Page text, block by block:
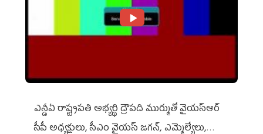
ఎన్డీఏ రాష్ట్ర‌ప‌తి అభ్య‌ర్థి ద్రౌప‌ది ముర్ముతో వైయ‌స్ఆర్
సీపీ అధ్య‌క్షులు, సీఎం వైయ‌స్ జ‌గ‌న్, ఎమ్మెల్యేలు,